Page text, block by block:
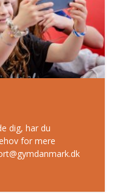
dig, har du
for mere